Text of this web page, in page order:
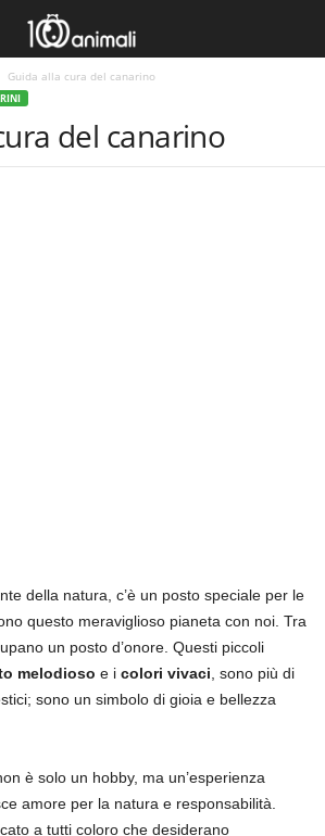
Guida alla cura del canarino
del canarino
della natura, c’è un posto speciale per le
questo meraviglioso pianeta con noi. Tra
un posto d’onore. Questi piccoli
melodioso e i colori vivaci , sono più di
sono un simbolo di gioia e bellezza
è solo un hobby, ma un’esperienza
amore per la natura e responsabilità.
a tutti coloro che desiderano